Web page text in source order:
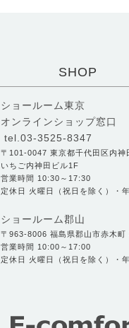
SHOP
ショールーム東京
オンラインショップ窓口
tel.03-3525-8347
〒101-0047 東京都千代田区内神
いちご内神田ビル1F
営業時間 10:30～17:30
定休日 火曜日（祝日を除く）・
ショールーム郡山
〒963-8006 福島県郡山市赤木町
営業時間 10:00～17:00
定休日 火曜日（祝日を除く）・